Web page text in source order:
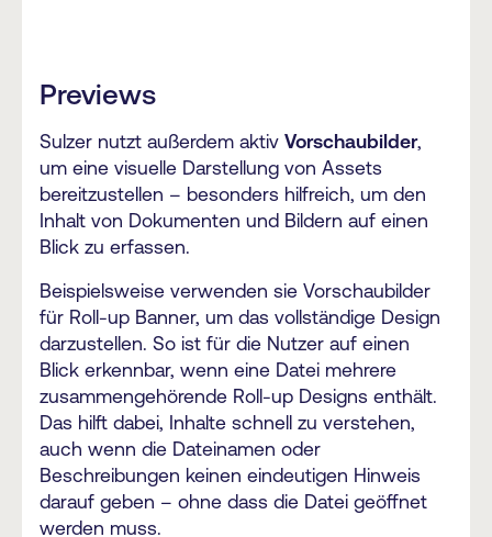
Previews
Sulzer nutzt außerdem aktiv Vorschaubilder,
um eine visuelle Darstellung von Assets
bereitzustellen – besonders hilfreich, um den
Inhalt von Dokumenten und Bildern auf einen
Blick zu erfassen.
Beispielsweise verwenden sie Vorschaubilder
für Roll-up Banner, um das vollständige Design
darzustellen. So ist für die Nutzer auf einen
Blick erkennbar, wenn eine Datei mehrere
zusammengehörende Roll-up Designs enthält.
Das hilft dabei, Inhalte schnell zu verstehen,
auch wenn die Dateinamen oder
Beschreibungen keinen eindeutigen Hinweis
darauf geben – ohne dass die Datei geöffnet
werden muss.